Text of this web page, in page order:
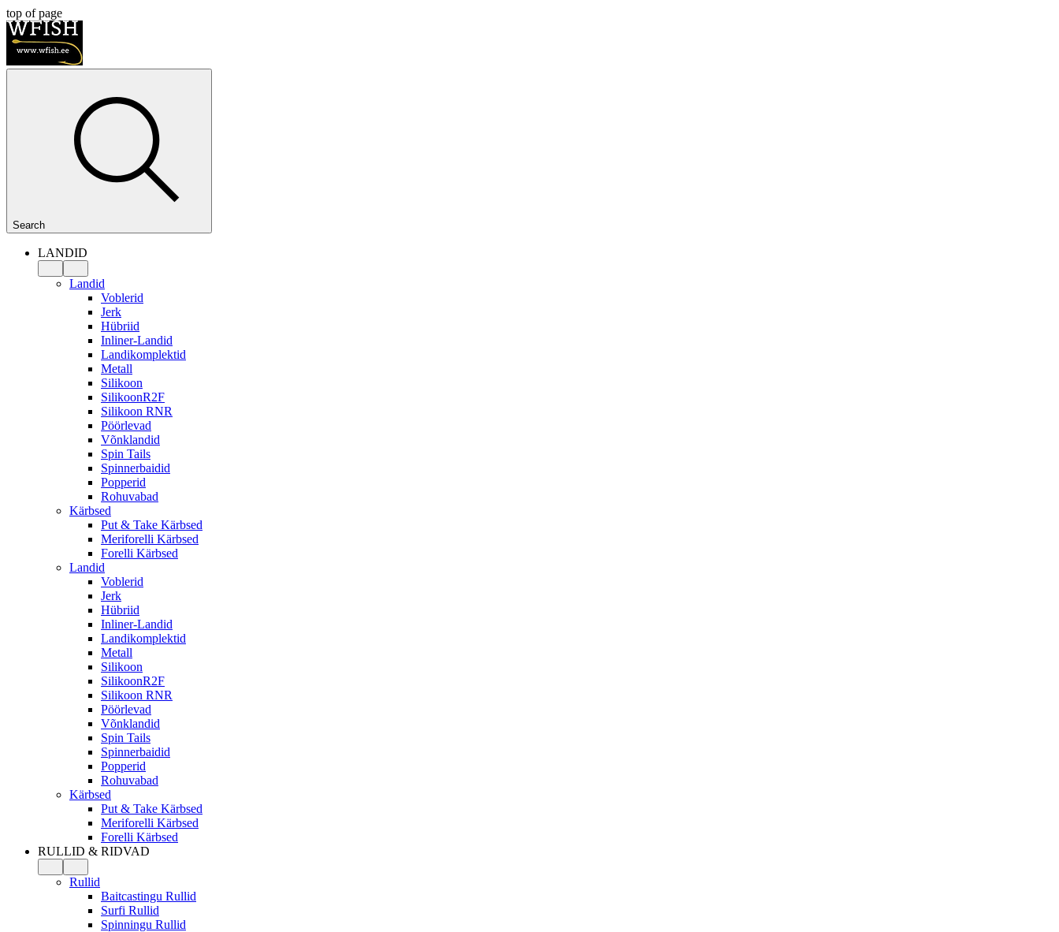
top of page
Search
LANDID
Landid
Voblerid
Jerk
Hübriid
Inliner-Landid
Landikomplektid
Metall
Silikoon
SilikoonR2F
Silikoon RNR
Pöörlevad
Võnklandid
Spin Tails
Spinnerbaidid
Popperid
Rohuvabad
Kärbsed
Put & Take Kärbsed
Meriforelli Kärbsed
Forelli Kärbsed
Landid
Voblerid
Jerk
Hübriid
Inliner-Landid
Landikomplektid
Metall
Silikoon
SilikoonR2F
Silikoon RNR
Pöörlevad
Võnklandid
Spin Tails
Spinnerbaidid
Popperid
Rohuvabad
Kärbsed
Put & Take Kärbsed
Meriforelli Kärbsed
Forelli Kärbsed
RULLID & RIDVAD
Rullid
Baitcastingu Rullid
Surfi Rullid
Spinningu Rullid